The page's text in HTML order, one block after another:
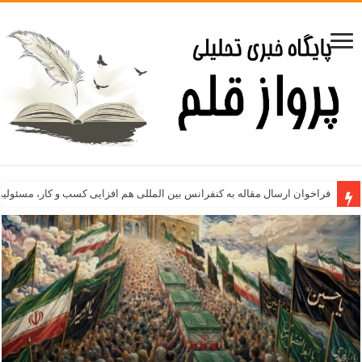
فراخوان ارسال مقاله به کنفرانس بین المللی هم افزایی کسب و کار،
۱۶ آذرماه؛ نماد تاریخی مقابله دانشجوی ایرانی با
پیام تقدیر و تشکر دکتر